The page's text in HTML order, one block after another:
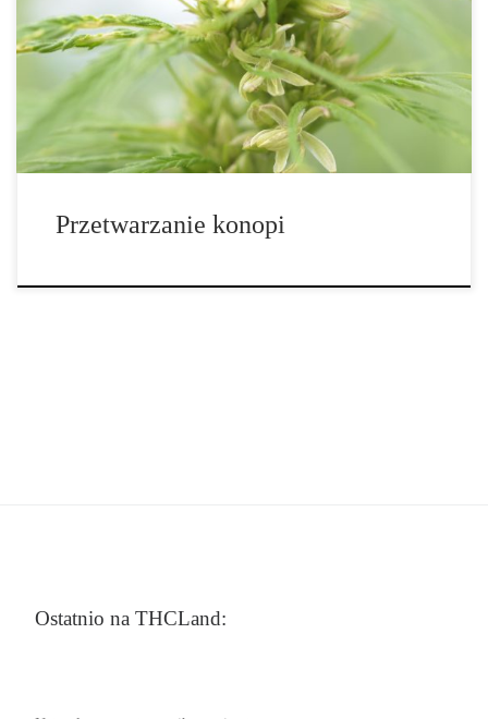
dotyczące konopi. Mimo niewiarygodnej wszechstronności rośliny
i tego jak bardzo jest przyjazna dla środowiska, jej powiązania z
psychoaktywną marihuaną doprowadziły do tego, że niektóre
kraje, a w szczególności USA zahamowały jej […]
Przetwarzanie konopi
Ostatnio na THCLand: